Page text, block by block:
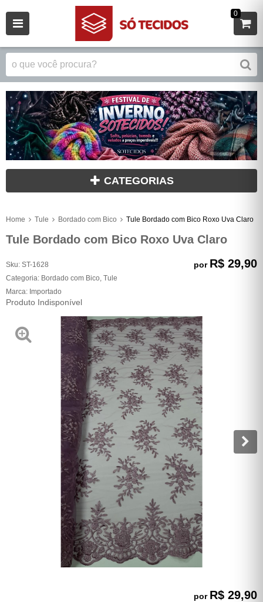
0
CATEGORIAS
Home Tule Bordado com Bico Tule Bordado com Bico Roxo Uva Claro
Tule Bordado com Bico Roxo Uva Claro
Sku: ST-1628
Categoria: Bordado com Bico Tule
Marca: Importado
Produto Indisponível
por R$ 29,90
por R$ 29,90